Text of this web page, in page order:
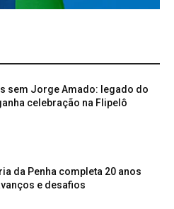
sem Jorge Amado: legado do
celebração na Flipelô
da Penha completa 20 anos
e desafios